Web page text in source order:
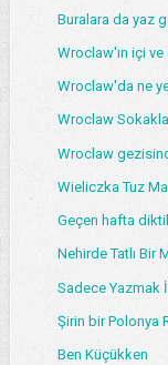
Buralara da yaz
Wroclaw'ın içi ve
Wroclaw'da ne
Wroclaw
Wroclaw
Wieliczka Tuz
Geçen hafta
Nehirde Tatlı Bir
Sadece Yazmak
Şirin bir Polonya
Ben Küçükken